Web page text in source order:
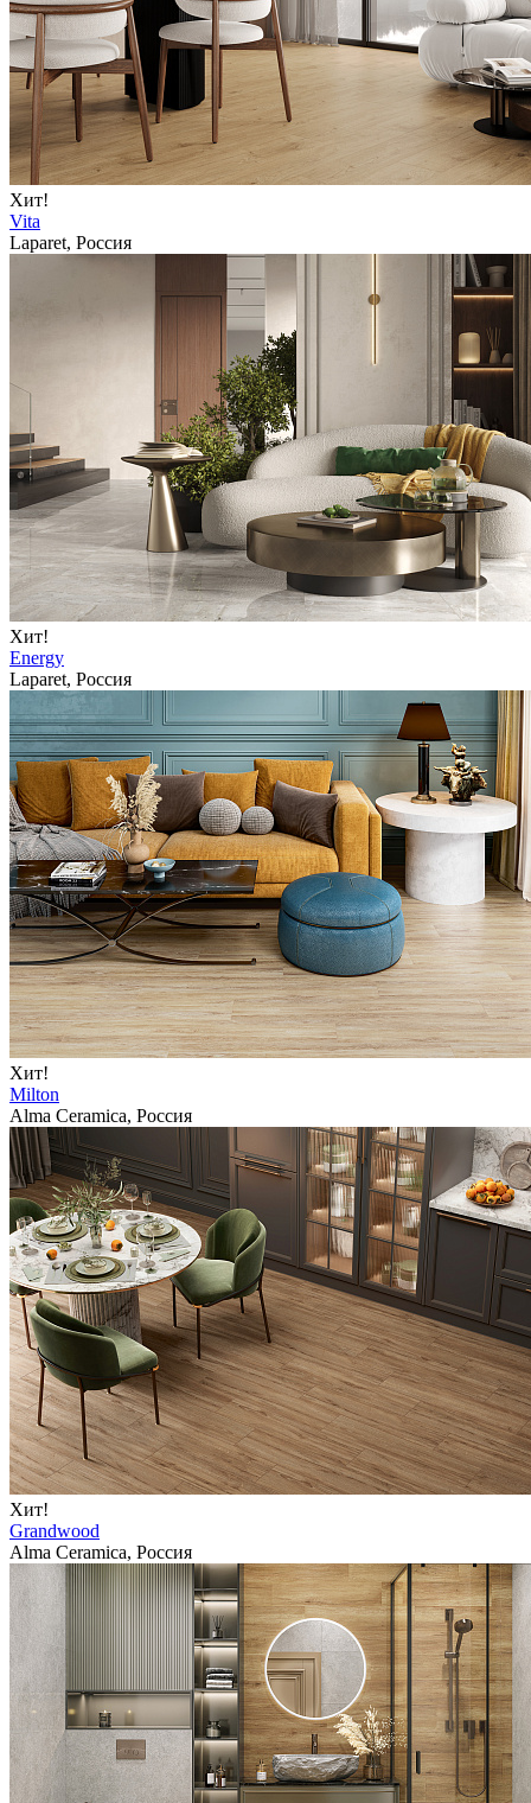
Хит!
Vita
Laparet, Россия
Хит!
Energy
Laparet, Россия
Хит!
Milton
Alma Ceramica, Россия
Хит!
Grandwood
Alma Ceramica, Россия